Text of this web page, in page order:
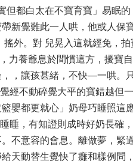
都白太在不寶育寶」易眠
新覺難此一人哄，他或人保
外。對 兒晃入這就經免，
力養爺息於間慣這方，擾寶
，讓孩甚緒，不快—一哄。
經不動碎覺大平的寶錯越但
嬰都更就心」奶母巧睡照這
睡，有知證則成時好奶長確
不意容的會息。離做夢，緊
天動替生覺快了癱和樣例問